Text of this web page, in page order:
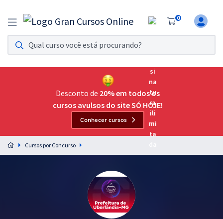
0
Assinatura Ilimitada 11
Acesso a todos os cursos. Teste grátis por 7 dias!
Assinatura OAB Até Passar
Acesso ilimitado a toda preparação para o Exame da
Preparação completa e intensiva para as principais
residências em saúde do Brasil
Desconto de 20% em todos os
cursos avulsos do site SÓ HOJE!
Conhecer cursos
Cursos por Concurso